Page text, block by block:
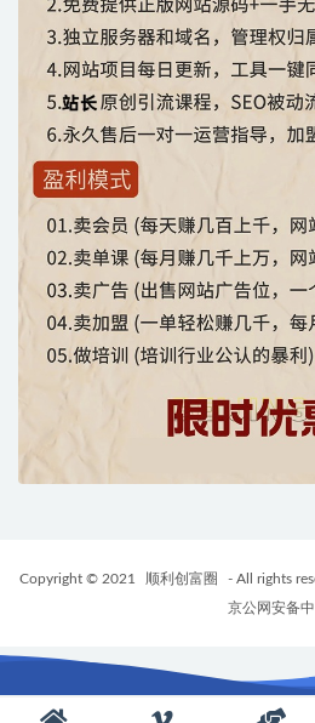
Copyright © 2021 顺利创富圈 - All rights
京公网安备中